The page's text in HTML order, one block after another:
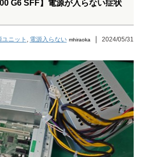
G6 SFF】電源が入らない症状
ユニット , 電源入らない mhiraoka ｜ 2024/05/31